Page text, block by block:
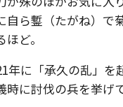
自ら鏨（たがね）で
ど。
年に「承久の乱」を
時に討伐の兵を挙げ